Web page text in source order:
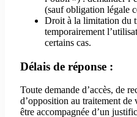
(sauf obligation légale
Droit à la limitation du
temporairement
certains cas.
Délais de réponse :
Toute demande d’accès, de
d’opposition au traitement de
être accompagnée d’un